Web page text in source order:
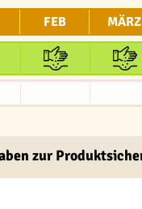
FEB MÄRZ
zur